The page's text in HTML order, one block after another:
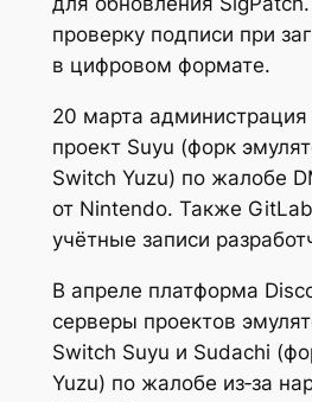
проверку подписи при
в цифровом формате.
20 марта
проект Suyu (форк
Switch Yuzu) по жалобе
от Nintendo. Также
учётные записи
В апреле платформа
серверы проектов
Switch Suyu и Sudachi
Yuzu) по жалобе из‑за